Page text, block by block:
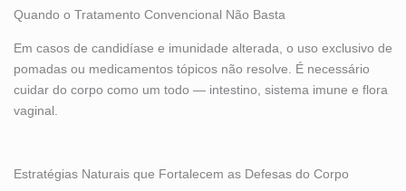
Quando o Tratamento Convencional Não Basta
Em casos de candidíase e imunidade alterada, o uso exclusivo de
pomadas ou medicamentos tópicos não resolve. É necessário
cuidar do corpo como um todo — intestino, sistema imune e flora
vaginal.
Estratégias Naturais que Fortalecem as Defesas do Corpo